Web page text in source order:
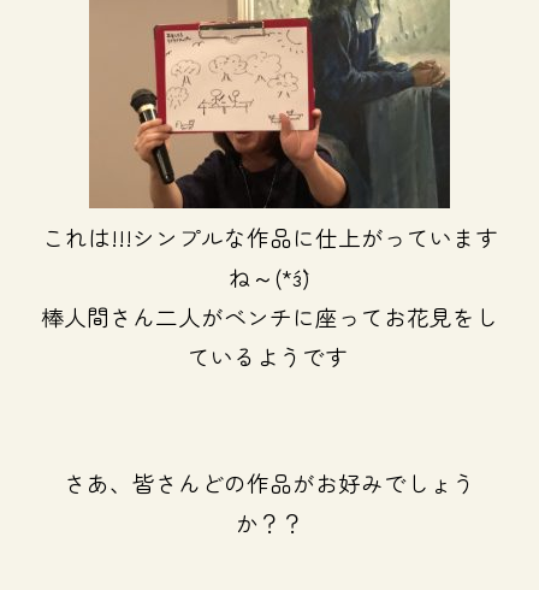
これは!!!シンプルな作品に仕上がっています
ね～(*´з`)
棒人間さん二人がベンチに座ってお花見をし
ているようです
さあ、皆さんどの作品がお好みでしょう
か？？